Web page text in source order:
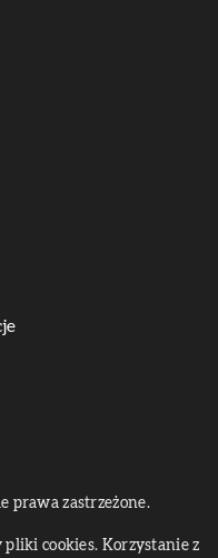
prawa zastrzeżone.
cookies. Korzystanie z